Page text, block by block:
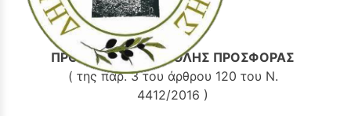
Μάνης
ΠΡΟΣΚΛΗΣΗ ΥΠΟΒΟΛΗΣ ΠΡΟΣΦΟΡΑΣ
( της παρ. 3 του άρθρου 120 του Ν.
4412/2016 )